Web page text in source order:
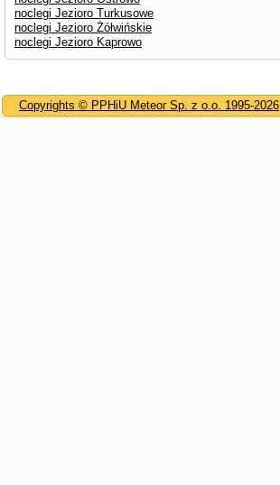
noclegi Jezioro Turkusowe
noclegi Jezioro Żółwińskie
noclegi Jezioro Kaprowo
Copyrights © PPHiU Meteor Sp. z o.o. 1995-2026